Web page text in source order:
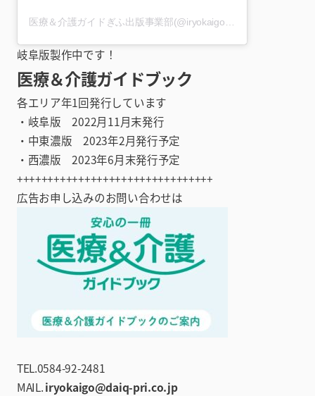
岐阜版製作中です！
医療＆介護ガイドブック
各エリア年1回発行しています
・岐阜版 2022月11月末発行
・中東濃版 2023年2月発行予定
・西濃版 2023年6月末発行予定
++++++++++++++++++++++++++++++++
広告お申し込みのお問い合わせは
TEL.0584-92-2481
MAIL.iryokaigo@daiq-pri.co.jp